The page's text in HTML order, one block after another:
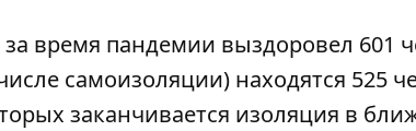
за время пандемии выздоровел 601
самоизоляции) находятся 525
заканчивается изоляция в